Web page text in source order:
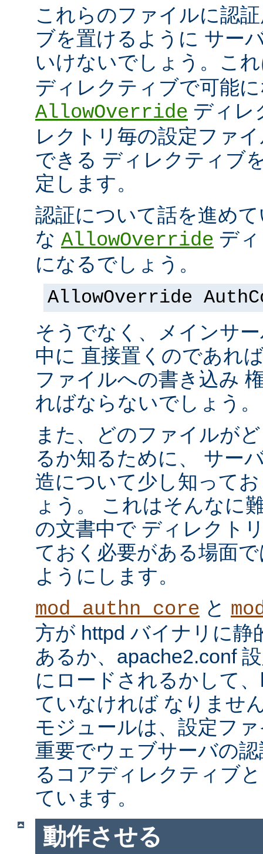
これらのファイルに認
ブを置けるように サー
いけないでしょう。こ
ディレクティブで可能
AllowOverride ディレ
レクトリ毎の設定ファ
できる ディレクティブ
定します。
認証について話を進め
な AllowOverride デ
になるでしょう。
AllowOverride
そうでなく、メインサ
中に 直接置くのであれ
ファイルへの書き込み
ればならないでしょう。
また、どのファイルが
るか知るために、 サー
造について少し知って
ょう。 これはそんなに
の文書中で ディレクト
ておく必要がある場面
ようにします。
mod_authn_core と
方が httpd バイナリに静
あるか、apache2.conf
にロードされるかして
ていなければ なりませ
モジュールは、設定フ
重要でウェブサーバの
るコアディレクティブ
ています。
動作させる